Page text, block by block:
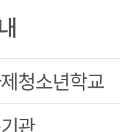
청소년학교
관